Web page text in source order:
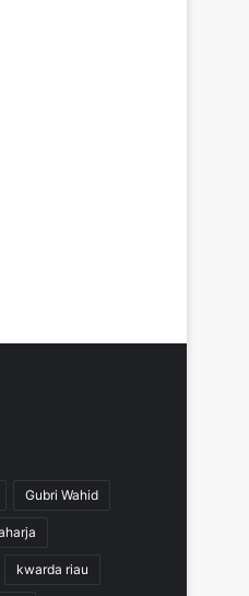
Gubri Wahid
kwarda riau